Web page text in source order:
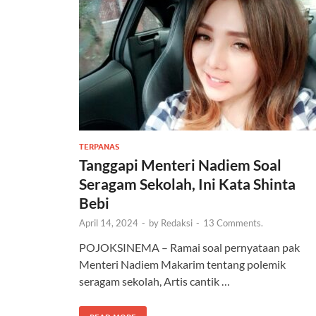
TERPANAS
Tanggapi Menteri Nadiem Soal
Seragam Sekolah, Ini Kata Shinta
Bebi
April 14, 2024 - by Redaksi - 13 Comments.
POJOKSINEMA – Ramai soal pernyataan pak
Menteri Nadiem Makarim tentang polemik
seragam sekolah, Artis cantik …